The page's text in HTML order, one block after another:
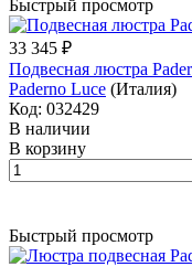
Быстрый просмотр
33 345 ₽
Подвесная люстра
Paderno Luce (Италия)
Код: 032429
В наличии
В корзину
Быстрый просмотр